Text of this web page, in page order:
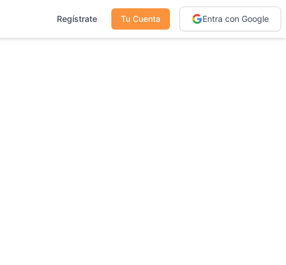
Regístrate Tu Cuenta Entra con Google